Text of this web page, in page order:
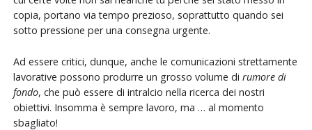
copia, portano via tempo prezioso, soprattutto quando sei
sotto pressione per una consegna urgente.
Ad essere critici, dunque, anche le comunicazioni strettamente
lavorative possono produrre un grosso volume di rumore di
fondo, che può essere di intralcio nella ricerca dei nostri
obiettivi. Insomma è sempre lavoro, ma … al momento
sbagliato!